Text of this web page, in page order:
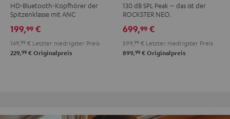
3
Night
Black
3
Pearl
White
3
Steel
HD-Bluetooth-Kopfhörer der
Spitzenklasse mit ANC
199,99 €
149, 99 € Letzter niedrigster Preis
229,99 € Originalpreis
130 dB SPL Peak – das ist der
ROCKSTER NEO.
699,99 €
599, 99 € Letzter niedrigster Preis
899,99 € Originalpreis